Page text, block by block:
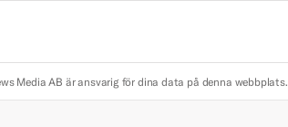
Media AB är ansvarig för dina data på denna webbplats.